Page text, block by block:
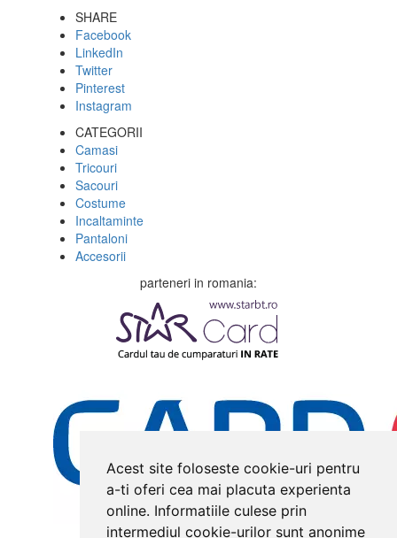
Acest site foloseste cookie-uri pentru
a-ti oferi cea mai placuta experienta
online. Informatiile culese prin
intermediul cookie-urilor sunt anonime
SHARE
Facebook
LinkedIn
Twitter
Pinterest
Instagram
CATEGORII
Camasi
Tricouri
Sacouri
Costume
Incaltaminte
Pantaloni
Accesorii
parteneri in romania: